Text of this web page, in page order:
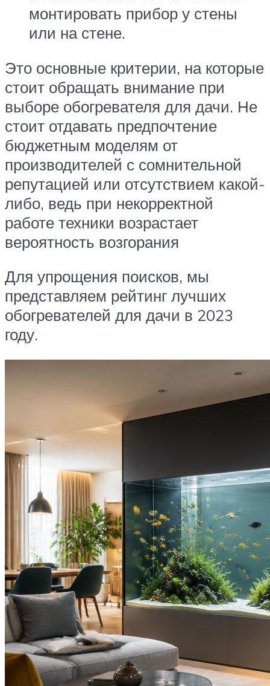
монтировать прибор у стены
или на стене.
Это основные критерии, на которые
стоит обращать внимание при
выборе обогревателя для дачи. Не
стоит отдавать предпочтение
бюджетным моделям от
производителей с сомнительной
репутацией или отсутствием какой-
либо, ведь при некорректной
работе техники возрастает
вероятность возгорания
Для упрощения поисков, мы
представляем рейтинг лучших
обогревателей для дачи в 2023
году.